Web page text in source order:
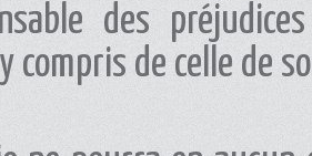
des
compris de celle de